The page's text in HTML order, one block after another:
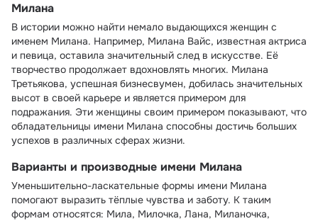
Милана
В истории можно найти немало выдающихся женщин с
именем Милана. Например, Милана Вайс, известная актриса
и певица, оставила значительный след в искусстве. Её
творчество продолжает вдохновлять многих. Милана
Третьякова, успешная бизнесвумен, добилась значительных
высот в своей карьере и является примером для
подражания. Эти женщины своим примером показывают, что
обладательницы имени Милана способны достичь больших
успехов в различных сферах жизни.
Варианты и производные имени Милана
Уменьшительно-ласкательные формы имени Милана
помогают выразить тёплые чувства и заботу. К таким
формам относятся: Мила, Милочка, Лана, Миланочка,